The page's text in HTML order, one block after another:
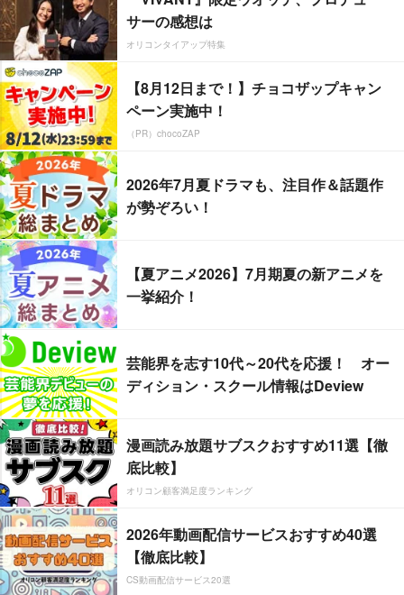
サーの感想は
オリコンタイアップ特集
【8月12日まで！】チョコザップキャン
ペーン実施中！
（PR）chocoZAP
2026年7月夏ドラマも、注目作＆話題作
が勢ぞろい！
【夏アニメ2026】7月期夏の新アニメを
一挙紹介！
芸能界を志す10代～20代を応援！ オー
ディション・スクール情報はDeview
漫画読み放題サブスクおすすめ11選【徹
底比較】
オリコン顧客満足度ランキング
2026年動画配信サービスおすすめ40選
【徹底比較】
CS動画配信サービス20選